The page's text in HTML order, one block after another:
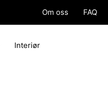
Om oss FAQ
Interiør